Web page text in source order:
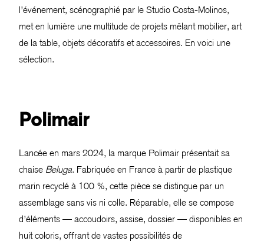
l’événement, scénographié par le Studio Costa-Molinos,
met en lumière une multitude de projets mêlant mobilier, art
de la table, objets décoratifs et accessoires. En voici une
sélection.
Polimair
Lancée en mars 2024, la marque Polimair présentait sa
chaise Beluga. Fabriquée en France à partir de plastique
marin recyclé à 100 %, cette pièce se distingue par un
assemblage sans vis ni colle. Réparable, elle se compose
d’éléments — accoudoirs, assise, dossier — disponibles en
huit coloris, offrant de vastes possibilités de